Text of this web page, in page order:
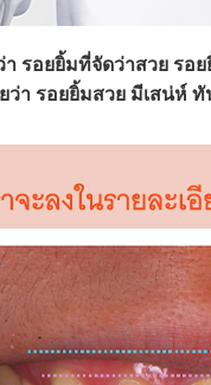
รอยยิ้มที่จัดว่าสวย ร
า รอยยิ้มสวย มีเสน่ห์